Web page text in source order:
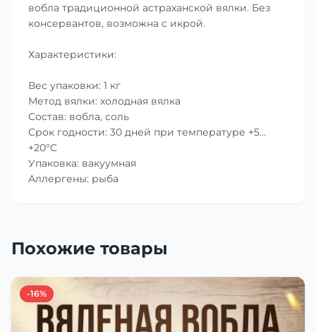
вобла традиционной астраханской вялки. Без
консервантов, возможна с икрой.
Характеристики:
Вес упаковки: 1 кг
Метод вялки: холодная вялка
Состав: вобла, соль
Срок годности: 30 дней при температуре +5…
+20°C
Упаковка: вакуумная
Аллергены: рыба
Похожие товары
-16%